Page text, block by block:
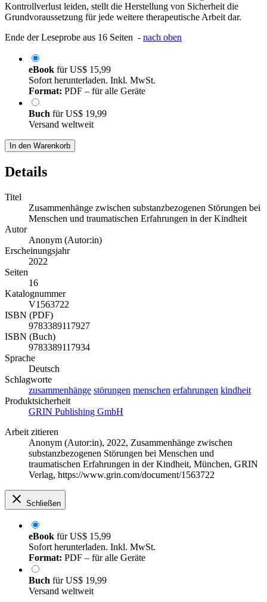
Kontrollverlust leiden, stellt die Herstellung von Sicherheit die
Grundvoraussetzung für jede weitere therapeutische Arbeit dar.
Ende der Leseprobe aus 16 Seiten - nach oben
eBook fürUS$ 15,99
Sofort herunterladen. Inkl. MwSt.
Format: PDF – für alle Geräte
Buch fürUS$ 19,99
Versand weltweit
In den Warenkorb
Details
Titel
Zusammenhänge zwischen substanzbezogenen Störungen bei
Menschen und traumatischen Erfahrungen in der Kindheit
Autor
Anonym (Autor:in)
Erscheinungsjahr
2022
Seiten
16
Katalognummer
V1563722
ISBN (PDF)
9783389117927
ISBN (Buch)
9783389117934
Sprache
Deutsch
Schlagworte
zusammenhänge störungen menschen erfahrungen kindheit
Produktsicherheit
GRIN Publishing GmbH
Arbeit zitieren
Anonym (Autor:in), 2022, Zusammenhänge zwischen
substanzbezogenen Störungen bei Menschen und
traumatischen Erfahrungen in der Kindheit, München, GRIN
Verlag, https://www.grin.com/document/1563722
Schließen
eBook fürUS$ 15,99
Sofort herunterladen. Inkl. MwSt.
Format: PDF – für alle Geräte
Buch fürUS$ 19,99
Versand weltweit